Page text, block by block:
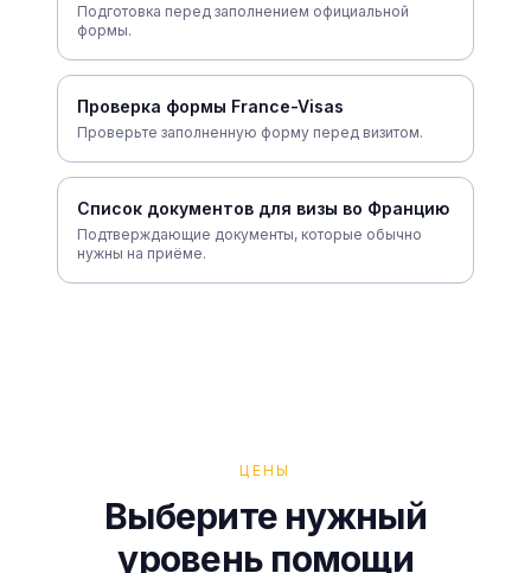
Подготовка перед заполнением официальной
формы.
Проверка формы France-Visas
Проверьте заполненную форму перед визитом.
Список документов для визы во Францию
Подтверждающие документы, которые обычно
нужны на приёме.
ЦЕНЫ
Выберите нужный
уровень помощи